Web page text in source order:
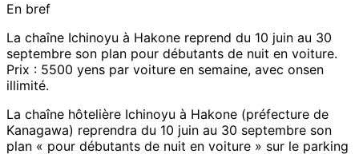
En bref
La chaîne Ichinoyu à Hakone reprend du 10 juin au 30
septembre son plan pour débutants de nuit en voiture.
Prix : 5500 yens par voiture en semaine, avec onsen
illimité.
La chaîne hôtelière Ichinoyu à Hakone (préfecture de
Kanagawa) reprendra du 10 juin au 30 septembre son
plan « pour débutants de nuit en voiture » sur le parking